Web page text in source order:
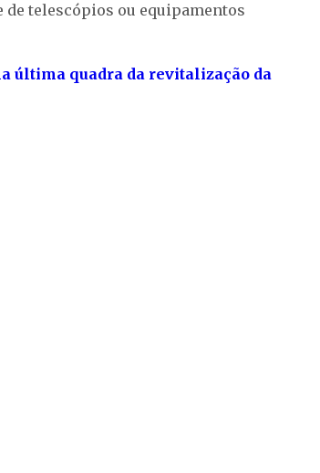
de telescópios ou equipamentos
última quadra da revitalização da